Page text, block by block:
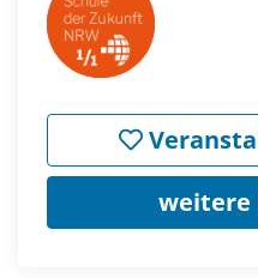
weitere